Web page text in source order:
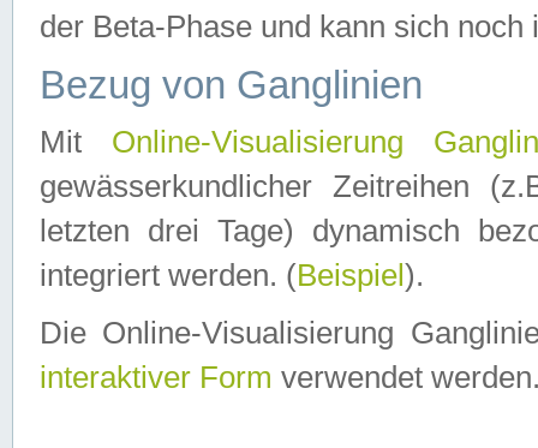
der Beta-Phase und kann sich noch
Bezug von Ganglinien
Mit Online-Visualisierung
gewässerkundlicher Zeitreihen
letzten drei Tage) dynamisch
integriert werden. (Beispiel ).
Die Online-Visualisierung
interaktiver Form verwendet